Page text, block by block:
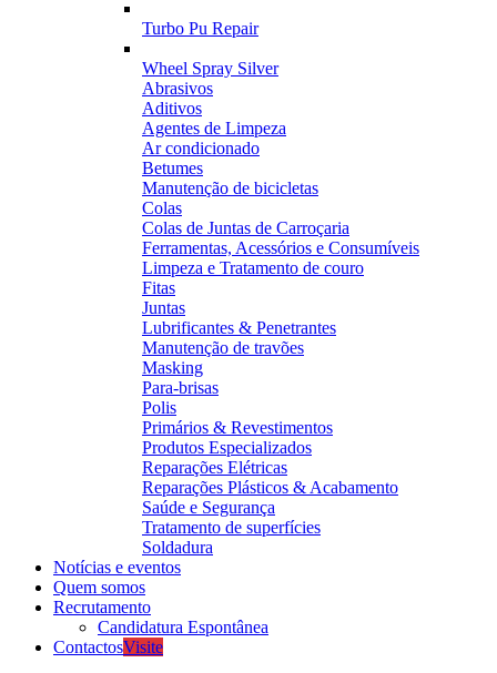
Turbo Pu Repair
Wheel Spray Silver
Abrasivos
Aditivos
Agentes de Limpeza
Ar condicionado
Betumes
Manutenção de bicicletas
Colas
Colas de Juntas de Carroçaria
Ferramentas, Acessórios e Consumíveis
Limpeza e Tratamento de couro
Fitas
Juntas
Lubrificantes & Penetrantes
Manutenção de travões
Masking
Para-brisas
Polis
Primários & Revestimentos
Produtos Especializados
Reparações Elétricas
Reparações Plásticos & Acabamento
Saúde e Segurança
Tratamento de superfícies
Soldadura
Notícias e eventos
Quem somos
Recrutamento
Candidatura Espontânea
ContactosVisite